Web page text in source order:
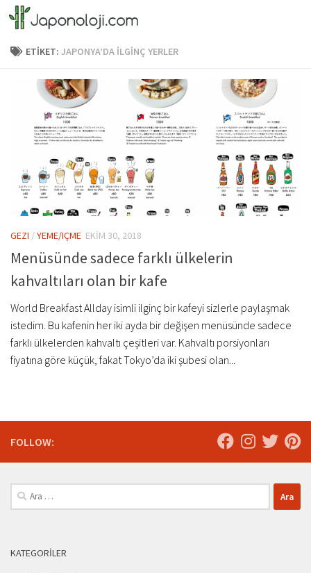
Skip to content
ETIKET: JAPONYA’DA ILGINÇ YERLER
GEZI /YEME/IÇME EKIM 30, 2018
Menüsünde sadece farklı ülkelerin
kahvaltıları olan bir kafe
World Breakfast Allday isimli ilginç bir kafeyi sizlerle paylaşmak
istedim. Bu kafenin her iki ayda bir değişen menüsünde sadece
farklı ülkelerden kahvaltı çeşitleri var. Kahvaltı porsiyonları
fiyatına göre küçük, fakat Tokyo’da iki şubesi olan...
FOLLOW:
Arama:
KATEGORILER